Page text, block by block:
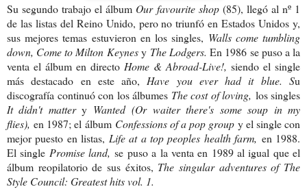
Su segundo trabajo el álbum Our favourite shop (85), llegó al nº 1
de las listas del Reino Unido, pero no triunfó en Estados Unidos y,
sus mejores temas estuvieron en los singles, Walls come tumbling
down, Come to Milton Keynesy The Lodgers.En 1986 se puso a la
venta el álbum en directo Home & Abroad-Live!, siendo el single
más destacado en este año, Have you ever had it blue. Su
discografía continuó con los álbumes The cost of loving, los singles
It didn't mattery Wanted (Or waiter there's some soup in my
flies),en 1987; el álbum Confessions of a pop group y el single con
mejor puesto en listas, Life at a top peoples health farm, en 1988.
El single Promise land,se puso a la venta en 1989 al igual que el
álbum reopilatorio de sus éxitos, The singular adventures of The
Style Council: Greatest hits vol. 1.